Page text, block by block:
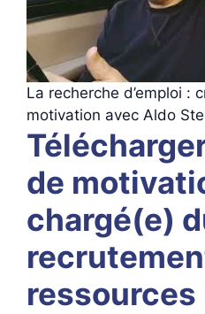
La recherche d’emploi :
motivation avec Aldo
de
chargé(e)